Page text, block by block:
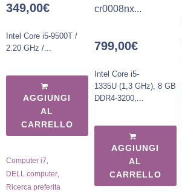
349,00€
Intel Core i5-9500T /
2.20 GHz /...
AGGIUNGI
AL
CARRELLO
Computer i7
DELL computer
Ricerca preferita
cr0008nx...
799,00€
Intel Core i5-
1335U (1,3 GHz), 8 GB
DDR4-3200,...
AGGIUNGI
AL
CARRELLO